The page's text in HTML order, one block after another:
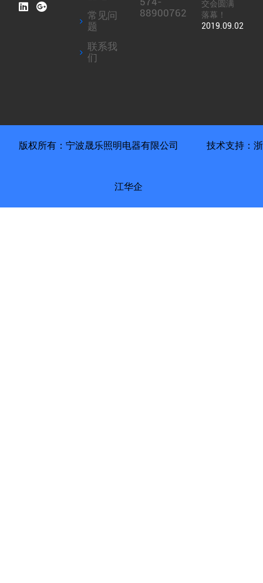
常见问
题
联系我
们
88900762
交会圆满
落幕！
2019.09.02
版权所有：宁波晟乐照明电器有限公司 技术支持：浙
江华企